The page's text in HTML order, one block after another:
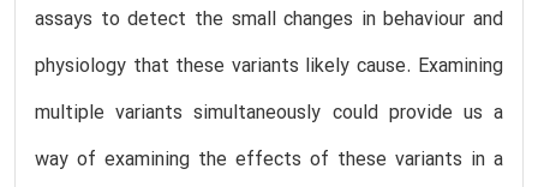
assays to detect the small changes in behaviour and
physiology that these variants likely cause. Examining
multiple variants simultaneously could provide us a
way of examining the effects of these variants in a